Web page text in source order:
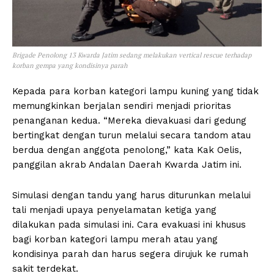
Brigade Penolong 13 Kwarda Jatim sedang melakukan vertical rescue terhadap
korban gempa yang kondisinya parah
Kepada para korban kategori lampu kuning yang tidak
memungkinkan berjalan sendiri menjadi prioritas
penanganan kedua. “Mereka dievakuasi dari gedung
bertingkat dengan turun melalui secara tandom atau
berdua dengan anggota penolong,” kata Kak Oelis,
panggilan akrab Andalan Daerah Kwarda Jatim ini.
Simulasi dengan tandu yang harus diturunkan melalui
tali menjadi upaya penyelamatan ketiga yang
dilakukan pada simulasi ini. Cara evakuasi ini khusus
bagi korban kategori lampu merah atau yang
kondisinya parah dan harus segera dirujuk ke rumah
sakit terdekat.